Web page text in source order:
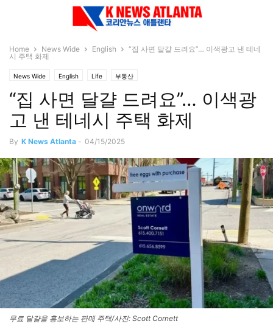
Home News Wide English
“집 사면 달걀 드려요”… 이색광고 낸 테네
시 주택 화제
News Wide English Life 부동산
“집 사면 달걀 드려요”… 이색광
고 낸 테네시 주택 화제
By K News Atlanta - 04/15/2025
무료 달걀을 홍보하는 판매 주택/사진: Scott Cornett